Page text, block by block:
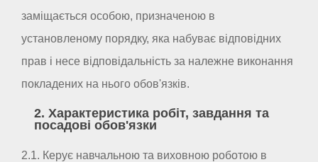
заміщається особою, призначеною в
установленому порядку, яка набуває відповідних
прав і несе відповідальність за належне виконання
покладених на нього обов'язків.
2. Характеристика робіт, завдання та
посадові обов'язки
2.1. Керує навчальною та виховною роботою в